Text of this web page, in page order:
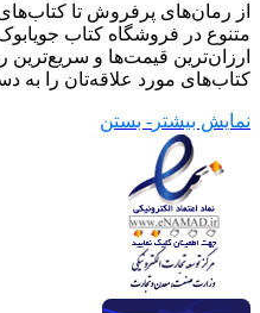
از رمان‌های پرفروش تا
متنوع در فروشگاه کتاب
ارزان‌ترین قیمت‌ها و
کتاب‌های مورد علاقه‌تان را به
نمایش بیشتر - بستن